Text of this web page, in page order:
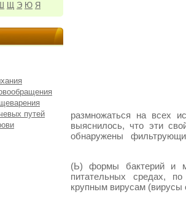
Щ Э Ю Я
путей
размножаться на всех
выяснилось, что эти
обнаружены
(Ь) формы бактерий и
питательных средах,
крупным вирусам (вирусы